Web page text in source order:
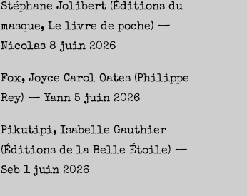
Stéphane Jolibert (Éditions du
masque, Le livre de poche) —
Nicolas 8 juin 2026
Fox, Joyce Carol Oates (Philippe
Rey) — Yann 5 juin 2026
Pikutipi, Isabelle Gauthier
(Éditions de la Belle Étoile) —
Seb 1 juin 2026